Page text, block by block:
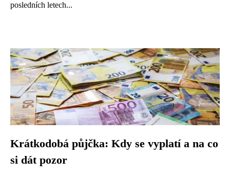
posledních letech...
Krátkodobá půjčka: Kdy se vyplatí a na co
si dát pozor